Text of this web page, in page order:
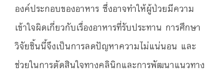
องค์ประกอบของอาหาร ซึ่งอาจทำให้ผู้ป่วยมีความ
เข้าใจผิดเกี่ยวกับเรื่องอาหารที่รับประทาน การศึกษา
วิจัยชิ้นนี้จึงเป็นการลดปัญหาความไม่แน่นอน และ
ช่วยในการตัดสินใจทางคลินิกและการพัฒนาแนวทาง